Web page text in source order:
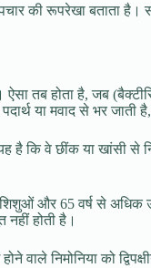
की रूपरेखा बताता है।
तब होता है, जब
या मवाद से भर जाती
है कि वे छींक या खांसी से
और 65 वर्ष से अधिक
नहीं होती है।
निमोनिया को